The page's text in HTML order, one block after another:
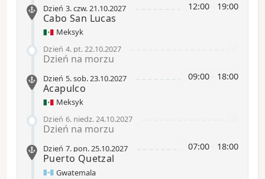
12:00 19:00
Dzień 3.czw.21.10.2027
Cabo San Lucas
Meksyk
Dzień 4. pt.22.10.2027
Dzień na morzu
09:00 18:00
Dzień 5.sob.23.10.2027
Acapulco
Meksyk
Dzień 6. niedz.24.10.2027
Dzień na morzu
07:00 18:00
Dzień 7. pon.25.10.2027
Puerto Quetzal
Gwatemala